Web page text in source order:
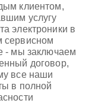
клиентом,
услугу
электроники в
сервисном
- мы заключаем
договор,
все наши
в полной